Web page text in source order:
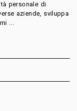
personale di
aziende, sviluppa
...